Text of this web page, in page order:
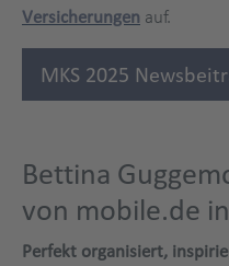
Versicherungen auf.
MKS 2025
Bettina
von mobile.de
Perfekt organisiert,